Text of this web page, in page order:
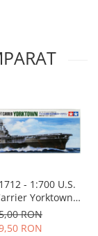
- 1:700 U.S.
Yorktown
Line Series
RON
RON